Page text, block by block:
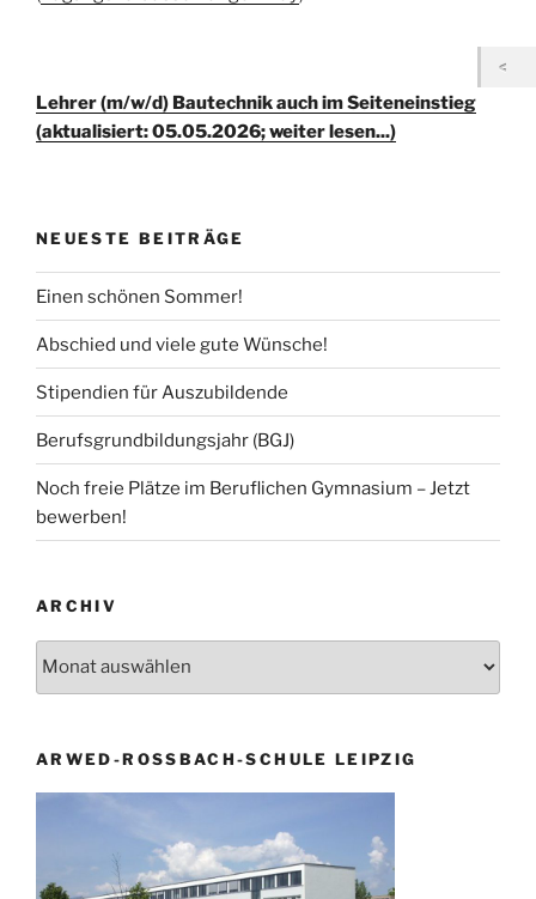
Lehrer (m/w/d) Bautechnik auch im Seiteneinstieg
(aktualisiert: 05.05.2026; weiter lesen...)
NEUESTE BEITRÄGE
Einen schönen Sommer!
Abschied und viele gute Wünsche!
Stipendien für Auszubildende
Berufsgrundbildungsjahr (BGJ)
Noch freie Plätze im Beruflichen Gymnasium – Jetzt
bewerben!
ARCHIV
ARWED-ROSSBACH-SCHULE LEIPZIG